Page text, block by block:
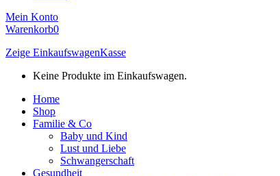
Mein Konto
Warenkorb0
Zeige EinkaufswagenKasse
Keine Produkte im Einkaufswagen.
Home
Shop
Familie & Co
Baby und Kind
Lust und Liebe
Schwangerschaft
Gesundheit